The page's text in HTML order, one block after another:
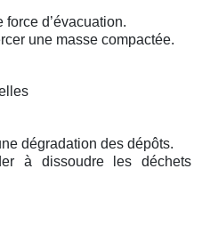
d’évacuation.
une masse compactée.
dégradation des dépôts.
à dissoudre les déchets